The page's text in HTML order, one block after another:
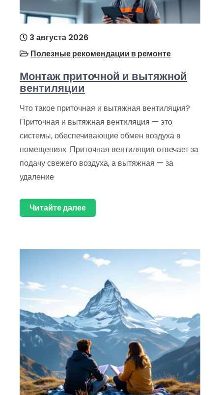
3 августа 2026
Полезные рекомендации в ремонте
Монтаж приточной и вытяжной
вентиляции
Что такое приточная и вытяжная вентиляция?
Приточная и вытяжная вентиляция — это
системы, обеспечивающие обмен воздуха в
помещениях. Приточная вентиляция отвечает за
подачу свежего воздуха, а вытяжная — за
удаление
Читайте далее